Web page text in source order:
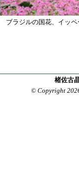
ブラジルの国花、イッペ
楮佐古
© Copyright